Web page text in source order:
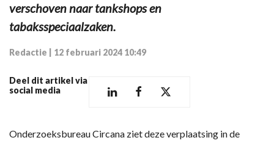
verschoven naar tankshops en
tabaksspeciaalzaken.
Redactie 12 februari 2024 10:49
Deel dit artikel via
social media
Onderzoeksbureau Circana ziet deze verplaatsing in de